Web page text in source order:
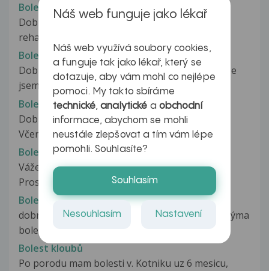
Bolest kloubů
Dobrý den, mám jak mi dříve řekl lékař i na
rehabilitaci..hypermobilní klouby....
Bolest kloubu
Dobrý den, na fotbale jsem zasekl míč ale tak, že
jsem přes něj přejel kotníkem...
Bolest kloubů
Dobrý den. Je mi 20 let a hraju fotbal zavodne.
Včera a dnes jsem odehrál celý...
Bolest kloubů
Vážená paní doktorko, Vážený pane doktore.
Prosím o radu, jaké vyšetření se...
Bolest kloubů
dobrý den je mi 21 let a už od čtyř let trpím velkýma
bolestma noho bolest začíná...
Bolest kloubů
Po porodu mam bolesti v. Kotniku uz 6 mesicu,
Náš web funguje jako lékař
Náš web využívá soubory cookies,
a funguje tak jako lékař, který se
dotazuje, aby vám mohl co nejlépe
pomoci. My takto sbíráme
technické,analytické a obchodní
informace, abychom se mohli
neustále zlepšovat a tím vám lépe
pomohli. Souhlasíte?
Souhlasím
Nesouhlasím Nastavení